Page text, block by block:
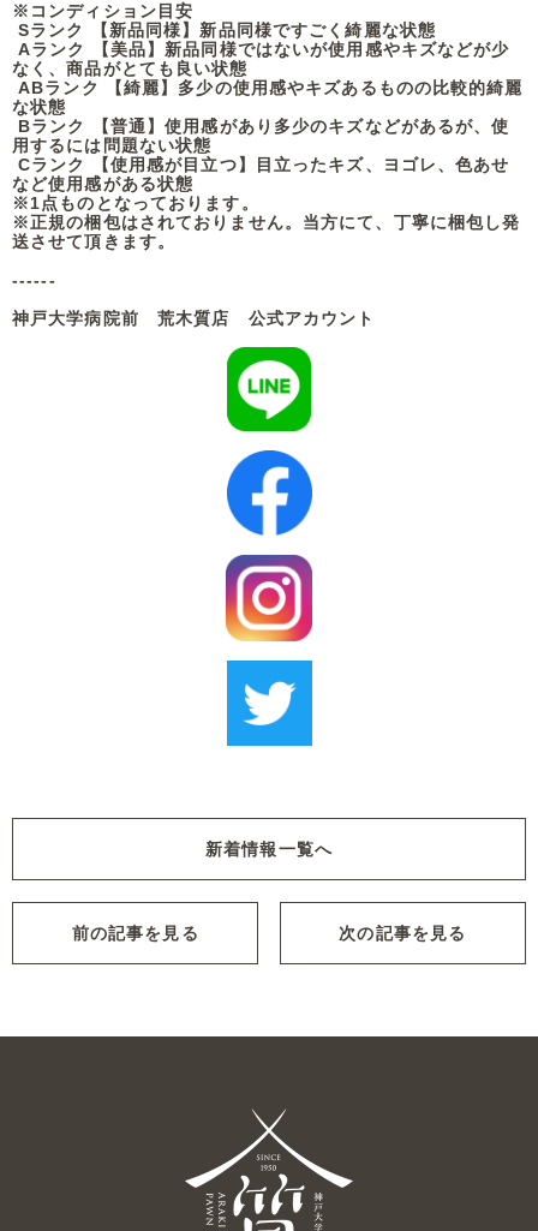
※コンディション目安
Sランク 【新品同様】新品同様ですごく綺麗な状態
Aランク 【美品】新品同様ではないが使用感やキズなどが少
なく、商品がとても良い状態
ABランク 【綺麗】多少の使用感やキズあるものの比較的綺麗
な状態
Bランク 【普通】使用感があり多少のキズなどがあるが、使
用するには問題ない状態
Cランク 【使用感が目立つ】目立ったキズ、ヨゴレ、色あせ
など使用感がある状態
※1点ものとなっております。
※正規の梱包はされておりません。当方にて、丁寧に梱包し発
送させて頂きます。
------
神戸大学病院前 荒木質店 公式アカウント
前の記事を見る
新着情報一覧へ
次の記事を見る